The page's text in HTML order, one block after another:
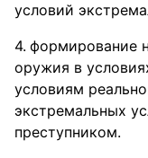
условий
формирование
оружия в
условиям
экстремальных
преступником.